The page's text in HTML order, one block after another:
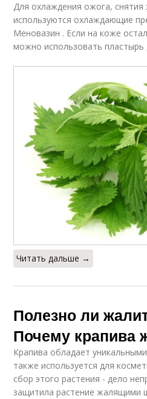
Для охлаждения ожога, снятия
используются охлаждающие
Меновазин . Если на коже
можно использовать пластырь
Читать дальше →
Полезно ли
Почему крапива
Крапива обладает
также используется для
сбор этого растения - дело
защитила растение жалящими